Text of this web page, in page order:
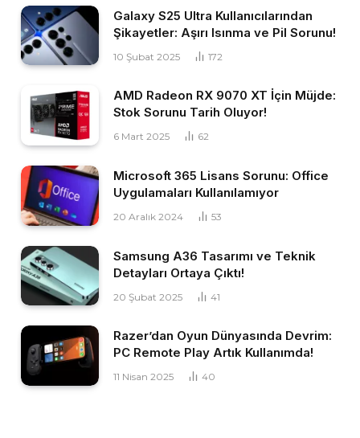
Galaxy S25 Ultra Kullanıcılarından
Şikayetler: Aşırı Isınma ve Pil Sorunu!
10 Şubat 2025 172
AMD Radeon RX 9070 XT İçin Müjde:
Stok Sorunu Tarih Oluyor!
6 Mart 2025 62
Microsoft 365 Lisans Sorunu: Office
Uygulamaları Kullanılamıyor
20 Aralık 2024 53
Samsung A36 Tasarımı ve Teknik
Detayları Ortaya Çıktı!
20 Şubat 2025 41
Razer’dan Oyun Dünyasında Devrim:
PC Remote Play Artık Kullanımda!
11 Nisan 2025 40